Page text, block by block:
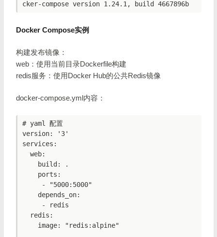
Docker Compose实例
构建发布镜像：
web：使用当前目录Dockerfile构建
redis服务：使用Docker Hub的公共Redis镜像
docker-compose.yml内容：
# yaml 配置
version: '3'
services: